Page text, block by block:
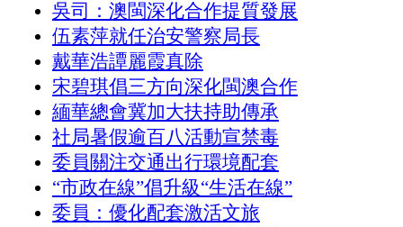
吳司：澳閩深化合作提質發展
伍素萍就任治安警察局長
戴華浩譚麗霞真除
宋碧琪倡三方向深化閩澳合作
緬華總會冀加大扶持助傳承
社局暑假逾百八活動宣禁毒
委員關注交通出行環境配套
“市政在線”倡升級“生活在線”
委員：優化配套激活文旅